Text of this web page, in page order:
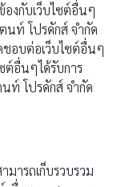
องกับเว็บไซต์อื่นๆ
นท์ โปรดักส์ จำกัด
อบต่อเว็บไซต์อื่นๆ
อื่นๆได้รับการ
นท์ โปรดักส์ จำกัด
มารถเก็บรวบรวม